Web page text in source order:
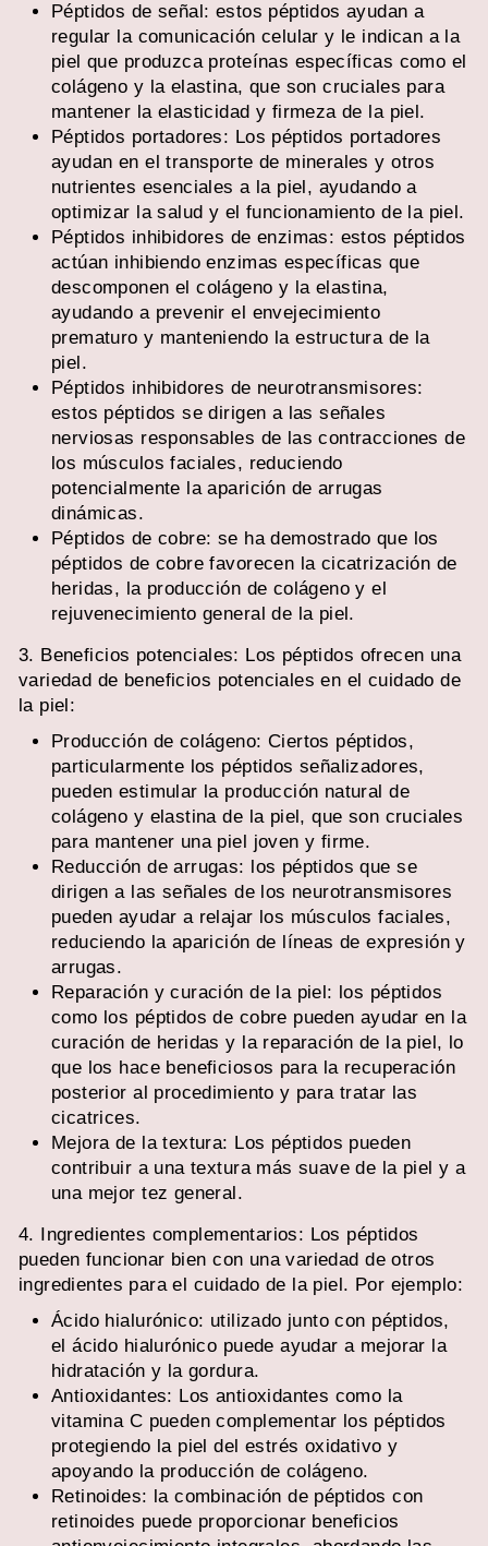
Péptidos de señal: estos péptidos ayudan a
regular la comunicación celular y le indican a la
piel que produzca proteínas específicas como el
colágeno y la elastina, que son cruciales para
mantener la elasticidad y firmeza de la piel.
Péptidos portadores: Los péptidos portadores
ayudan en el transporte de minerales y otros
nutrientes esenciales a la piel, ayudando a
optimizar la salud y el funcionamiento de la piel.
Péptidos inhibidores de enzimas: estos péptidos
actúan inhibiendo enzimas específicas que
descomponen el colágeno y la elastina,
ayudando a prevenir el envejecimiento
prematuro y manteniendo la estructura de la
piel.
Péptidos inhibidores de neurotransmisores:
estos péptidos se dirigen a las señales
nerviosas responsables de las contracciones de
los músculos faciales, reduciendo
potencialmente la aparición de arrugas
dinámicas.
Péptidos de cobre: ​​se ha demostrado que los
péptidos de cobre favorecen la cicatrización de
heridas, la producción de colágeno y el
rejuvenecimiento general de la piel.
3. Beneficios potenciales: Los péptidos ofrecen una
variedad de beneficios potenciales en el cuidado de
la piel:
Producción de colágeno: Ciertos péptidos,
particularmente los péptidos señalizadores,
pueden estimular la producción natural de
colágeno y elastina de la piel, que son cruciales
para mantener una piel joven y firme.
Reducción de arrugas: los péptidos que se
dirigen a las señales de los neurotransmisores
pueden ayudar a relajar los músculos faciales,
reduciendo la aparición de líneas de expresión y
arrugas.
Reparación y curación de la piel: los péptidos
como los péptidos de cobre pueden ayudar en la
curación de heridas y la reparación de la piel, lo
que los hace beneficiosos para la recuperación
posterior al procedimiento y para tratar las
cicatrices.
Mejora de la textura: Los péptidos pueden
contribuir a una textura más suave de la piel y a
una mejor tez general.
4. Ingredientes complementarios: Los péptidos
pueden funcionar bien con una variedad de otros
ingredientes para el cuidado de la piel. Por ejemplo:
Ácido hialurónico: utilizado junto con péptidos,
el ácido hialurónico puede ayudar a mejorar la
hidratación y la gordura.
Antioxidantes: Los antioxidantes como la
vitamina C pueden complementar los péptidos
protegiendo la piel del estrés oxidativo y
apoyando la producción de colágeno.
Retinoides: la combinación de péptidos con
retinoides puede proporcionar beneficios